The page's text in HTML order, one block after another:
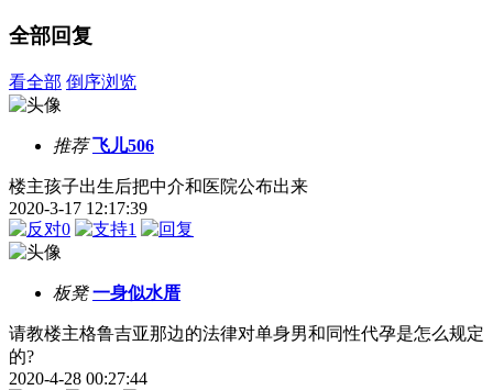
全部回复
看全部 倒序浏览
推荐飞儿506
楼主孩子出生后把中介和医院公布出来
2020-3-17 12:17:39
0
1
板凳 一身似水厝
请教楼主格鲁吉亚那边的法律对单身男和同性代孕是怎么规定
的?
2020-4-28 00:27:44